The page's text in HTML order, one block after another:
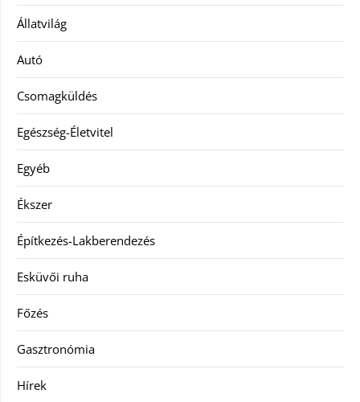
Állatvilág
Autó
Csomagküldés
Egészség-Életvitel
Egyéb
Ékszer
Építkezés-Lakberendezés
Esküvői ruha
Főzés
Gasztronómia
Hírek